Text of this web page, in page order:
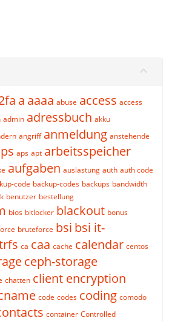
a aaaa abuse access access
admin adressbuch akku
angriff anmeldung anstehende
aps apt arbeitsspeicher
aufgaben auslastung auth auth code
code backup-codes backups bandwidth
benutzer bestellung
bios bitlocker blackout bonus
bruteforce bsi bsi it-
ca caa cache calendar centos
ceph-storage
chatten client encryption
code codes coding comodo
container Controlled